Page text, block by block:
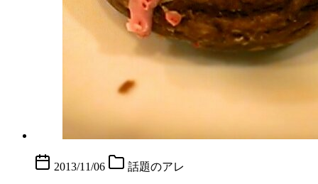
2013/11/06 話題のアレ